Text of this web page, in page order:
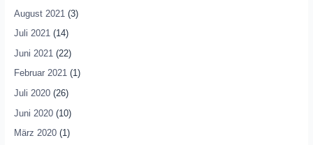
August 2021 (3)
Juli 2021(14)
Juni 2021 (22)
Februar 2021(1)
Juli 2020(26)
Juni 2020(10)
März 2020(1)